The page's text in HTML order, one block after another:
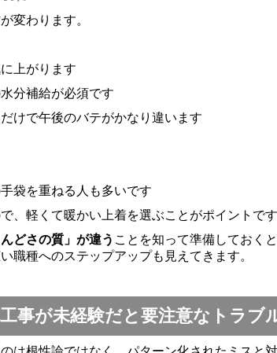
変わります。
上がります
分補給が必須です
けで午後のバテがかなり違います
袋を重ねる人も多いです
、軽くて暖かい上着を選ぶことがポイントです
どさの質」が違う ことを知って準備しておく
職種へのステップアップも見えてきます。
事が未経験だと要注意なトラブ